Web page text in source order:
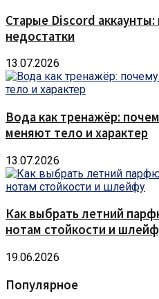
Старые Discord
недостатки
13.07.2026
Вода как тренажёр:
меняют тело и характер
13.07.2026
Как выбрать летний
нотам стойкости и
19.06.2026
Популярное